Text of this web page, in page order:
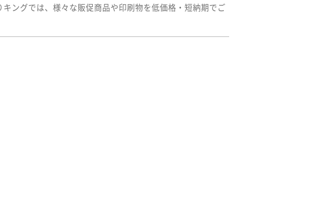
ングでは、様々な販促商品や印刷物を低価格・短納期でご